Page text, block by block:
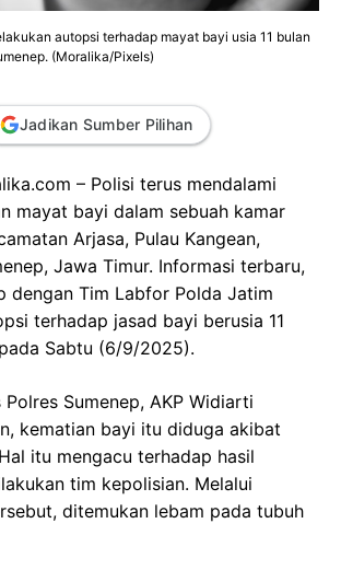
autopsi terhadap mayat bayi usia 11 bulan
(Moralika/Pixels)
Jadikan Sumber Pilihan
– Polisi terus mendalami
mayat bayi dalam sebuah kamar
Arjasa, Pulau Kangean,
Jawa Timur. Informasi terbaru,
dengan Tim Labfor Polda Jatim
terhadap jasad bayi berusia 11
Sabtu (6/9/2025).
Polres Sumenep, AKP Widiarti
kematian bayi itu diduga akibat
itu mengacu terhadap hasil
tim kepolisian. Melalui
ditemukan lebam pada tubuh